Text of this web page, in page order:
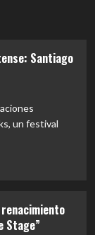
Santiago
un festival
Stage”